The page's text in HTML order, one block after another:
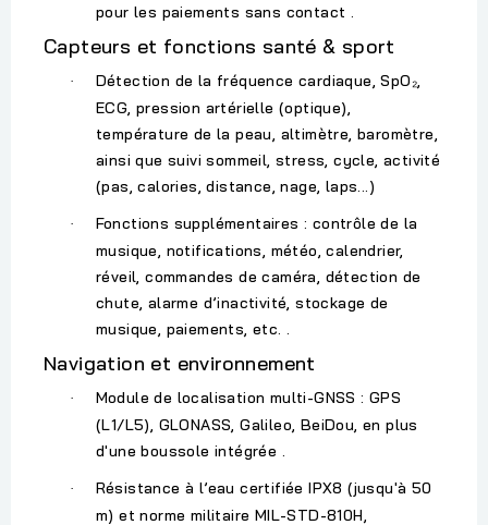
pour les paiements sans contact .
Capteurs et fonctions santé & sport
·
Détection de la fréquence cardiaque, SpO₂,
ECG, pression artérielle (optique),
température de la peau, altimètre, baromètre,
ainsi que suivi sommeil, stress, cycle, activité
(pas, calories, distance, nage, laps...)
·
Fonctions supplémentaires : contrôle de la
musique, notifications, météo, calendrier,
réveil, commandes de caméra, détection de
chute, alarme d’inactivité, stockage de
musique, paiements, etc. .
Navigation et environnement
·
Module de localisation multi-GNSS : GPS
(L1/L5), GLONASS, Galileo, BeiDou, en plus
d'uneboussole intégrée .
· Résistance à l’eau certifiéeIPX8 (jusqu'à 50
m) et norme militaire MIL-STD-810H,